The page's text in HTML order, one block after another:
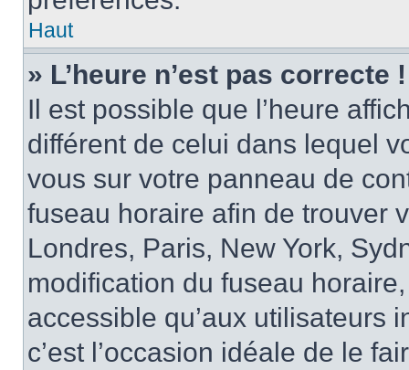
Haut
» L’heure n’est pas correcte !
Il est possible que l’heure
différent de celui dans lequel
vous sur votre panneau de
fuseau horaire afin de trouver
Londres, Paris, New York,
modification du fuseau
accessible qu’aux utilisateurs
c’est l’occasion idéale de le